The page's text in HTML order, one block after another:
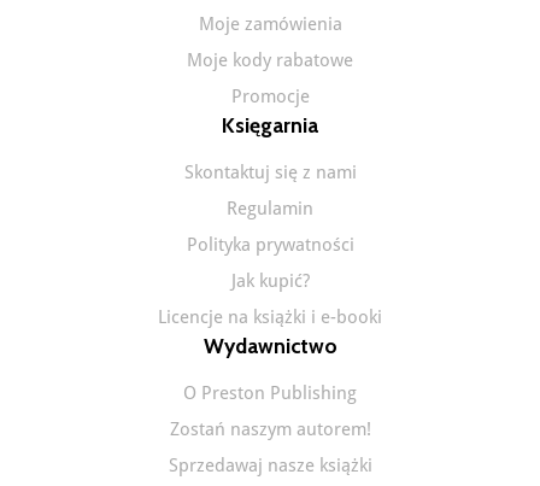
Moje zamówienia
Moje kody rabatowe
Promocje
Księgarnia
Skontaktuj się z nami
Regulamin
Polityka prywatności
Jak kupić?
Licencje na książki i e-booki
Wydawnictwo
O Preston Publishing
Zostań naszym autorem!
Sprzedawaj nasze książki